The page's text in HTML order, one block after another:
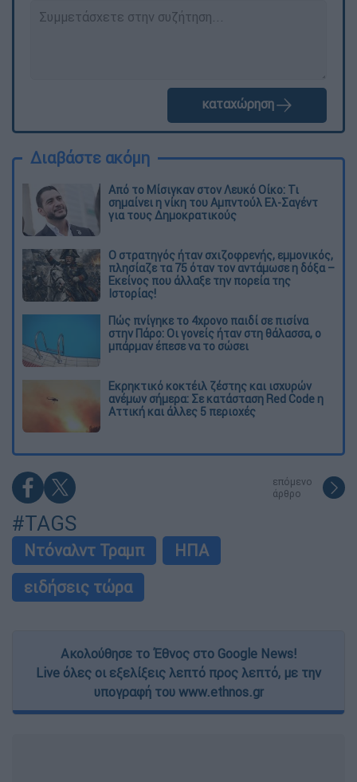
καταχώρηση
Διαβάστε ακόμη
Από το Μίσιγκαν στον Λευκό Οίκο: Τι
σημαίνει η νίκη του Αμπντούλ Ελ-Σαγέντ
για τους Δημοκρατικούς
O στρατηγός ήταν σχιζοφρενής, εμμονικός,
πλησίαζε τα 75 όταν τον αντάμωσε η δόξα –
Εκείνος που άλλαξε την πορεία της
Ιστορίας!
Πώς πνίγηκε το 4χρονο παιδί σε πισίνα
στην Πάρο: Οι γονείς ήταν στη θάλασσα, ο
μπάρμαν έπεσε να το σώσει
Εκρηκτικό κοκτέιλ ζέστης και ισχυρών
ανέμων σήμερα: Σε κατάσταση Red Code η
Αττική και άλλες 5 περιοχές
επόμενο
άρθρο
#TAGS
Ντόναλντ Τραμπ
ΗΠΑ
ειδήσεις τώρα
Ακολούθησε το Έθνος στο Google News!
Live όλες οι εξελίξεις λεπτό προς λεπτό, με την
υπογραφή του www.ethnos.gr